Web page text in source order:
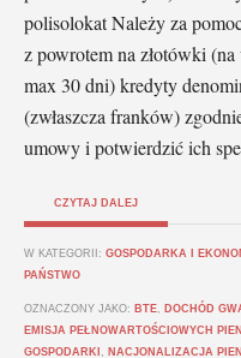
polisolokat Należy za
z powrotem na złotówki
max 30 dni) kredyty
(zwłaszcza franków)
umowy i potwierdzić ich
CZYTAJ DALEJ
W KATEGORII: GOSPODARKA I
PAŃSTWO
OZNACZONY JAKO: BTE DOCHÓD
EMISJA PEŁNOWARTOŚCIOWYCH
GOSPODARKI
NACJONALIZACJA